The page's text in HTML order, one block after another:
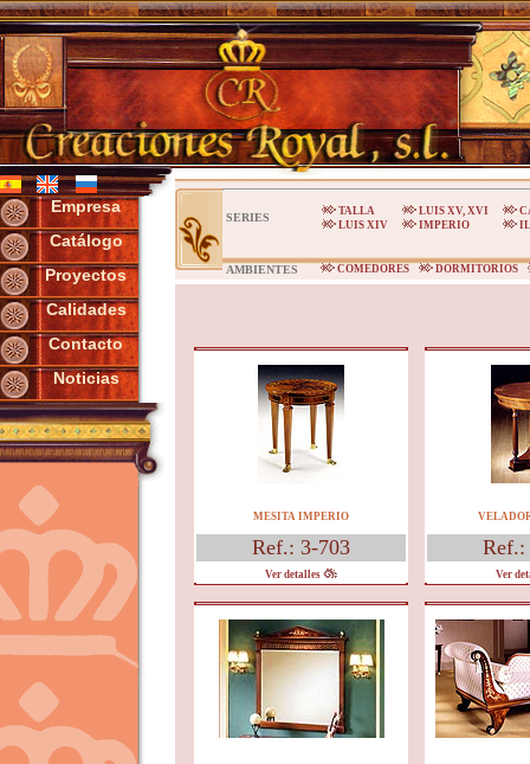
Empresa
Catálogo
Proyectos
Calidades
Contacto
Noticias
SERIES TALLA LUIS XV, XVI
LUIS XIV
IMPERIO
AMBIENTES COMEDORES DORMITORIOS
MESITA IMPERIO
Ref.: 3-703
Ver detalles
Ref.:
Ver